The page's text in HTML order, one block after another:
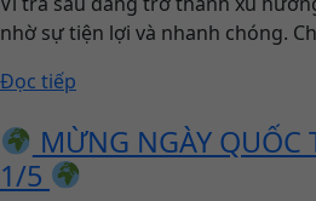
nhờ sự tiện lợi và nhanh chóng.
Đọc tiếp
MỪNG NGÀY QUỐC
1/5